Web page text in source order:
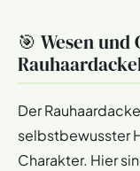
🎯 Wesen
Der
selbstbewusster
Charakter. Hier